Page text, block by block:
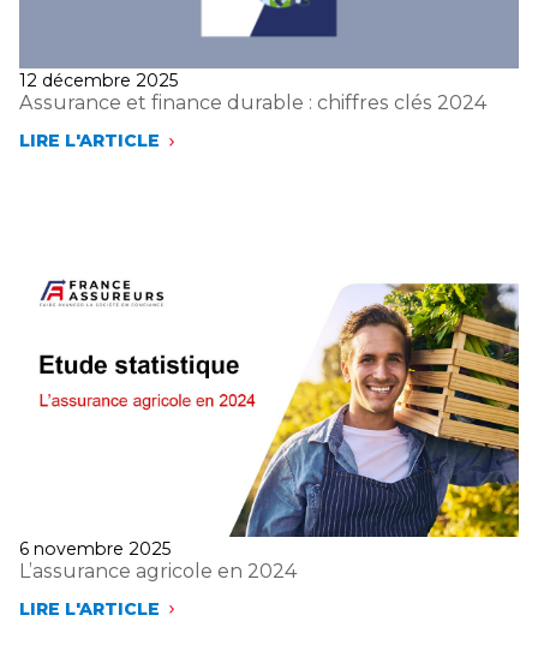
Publié
le
12 décembre 2025
Assurance et finance durable : chiffres clés 2024
LIRE L'ARTICLE
ASSURANCE
CLÉS
2024
Publié
le
6 novembre 2025
L’assurance agricole en 2024
LIRE L'ARTICLE
L’ASSURANCE